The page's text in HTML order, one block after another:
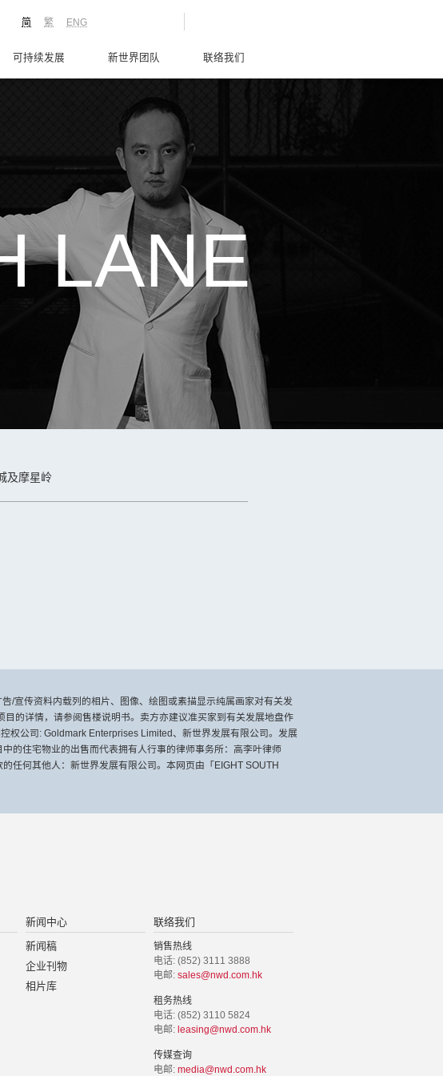
ENG
繁
简
可持续发展 新世界团队 联络我们
LANE
及摩星岭
/宣传资料内载列的相片、图像、绘图或素描显示纯属画家对有关发
的详情，请参阅售楼说明书。卖方亦建议准买家到有关发展地盘作
权公司: Goldmark Enterprises Limited、新世界发展有限公司。发展
的住宅物业的出售而代表拥有人行事的律师事务所：高李叶律师
任何其他人：新世界发展有限公司。本网页由「EIGHT SOUTH
新闻中心
新闻稿
企业刊物
相片库
联络我们
销售热线
电话: (852) 3111 3888
电邮: sales@nwd.com.hk
租务热线
电话: (852) 3110 5824
电邮: leasing@nwd.com.hk
传媒查询
电邮: media@nwd.com.hk